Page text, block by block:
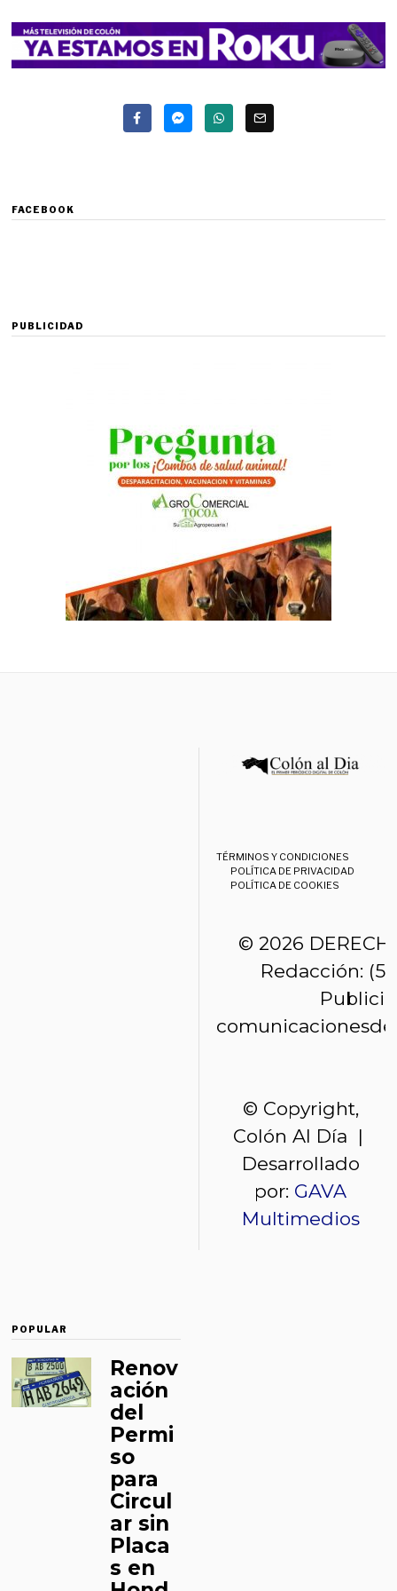
FACEBOOK
PUBLICIDAD
TÉRMINOS Y CONDICIONES
POLÍTICA DE PRIVACIDAD
POLÍTICA DE COOKIES
© 2026
Redacción:
© Copyright,
Colón Al Día |
Desarrollado
por: GAVA
Multimedios
POPULAR
Renov
ación
del
Permi
so
para
Circul
ar sin
Placa
s en